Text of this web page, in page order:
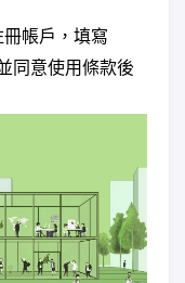
冊帳戶，填寫
同意使用條款後